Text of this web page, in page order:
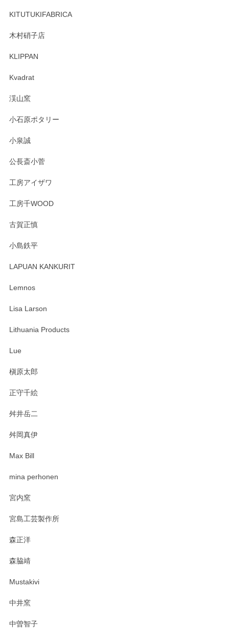
しくお願いいたします。
淡いグリーンのカラーがとても可愛いです❤️ ありがとうござ
す。 素敵な湯呑みでとても気に入りました。 発送も早く、
たm(_)m
います。無事に届いたようで安心いたしまし
おかけしました。 ありがとうございます。
KITUTUKIFABRICA
木村硝子店
KLIPPAN
Kvadrat
渓山窯
小石原ポタリー
小泉誠
公長斎小菅
工房アイザワ
工房千WOOD
古賀正慎
小島鉄平
LAPUAN KANKURIT
Lemnos
Lisa Larson
Lithuania Products
Lue
槇原太郎
正守千絵
舛井岳二
舛岡真伊
Max Bill
mina perhonen
宮内窯
宮島工芸製作所
森正洋
森脇靖
Mustakivi
中井窯
中曽智子